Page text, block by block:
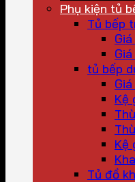
Phụ kiện tủ
Tủ bếp
tủ bếp
Kệ
Kệ
Tủ đồ